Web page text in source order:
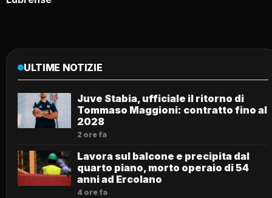
ULTIME NOTIZIE
Juve Stabia, ufficiale il ritorno di
Tommaso Maggioni: contratto fino al
2028
2 ore fa
Lavora sul balcone e precipita dal
quarto piano, morto operaio di 54
anni ad Ercolano
4 ore fa